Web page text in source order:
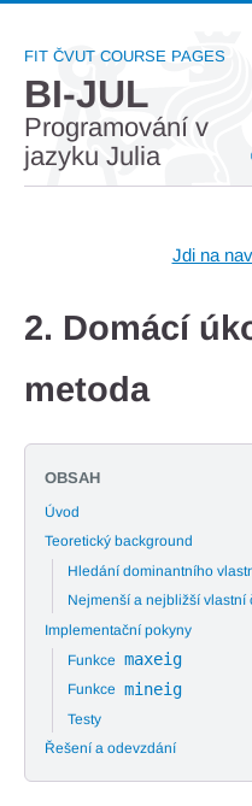
FIT ČVUT COURSE PAGES
BI-JUL
Programování v
jazyku Julia
Jdi na
2. Domácí
metoda
OBSAH
Úvod
Teoretický background
Hledání dominantního
Nejmenší a nejbližší vlastní
Implementační pokyny
Funkce maxeig
Funkce mineig
Testy
Řešení a odevzdání